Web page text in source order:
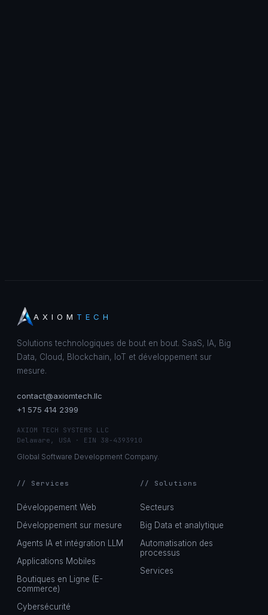
AXIOM TECH
Solutions technologiques de bout en bout. SaaS, IA, Big
Data, Cloud, Blockchain, IoT et développement sur
mesure.
contact@axiomtech.llc
+1 575 414 2399
AXIOM TECH SYSTEMS LLC
Delaware, USA · EIN 38-4393910
Global Software Development Company.
// Services
Développement Web
Développement sur mesure
Agents IA et intégration LLM
Applications Mobiles
Boutiques en Ligne (E-
commerce)
Cybersécurité
// Solutions
Secteurs
Big Data et analytique
Automatisation des
processus
Services